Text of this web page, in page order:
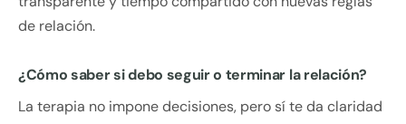
de relación.
¿Cómo saber si debo seguir o terminar la relación?
La terapia no impone decisiones, pero sí te da claridad